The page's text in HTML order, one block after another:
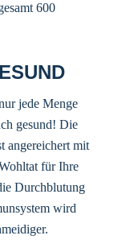
600
jede Menge
gesund! Die
angereichert mit
für Ihre
Durchblutung
wird